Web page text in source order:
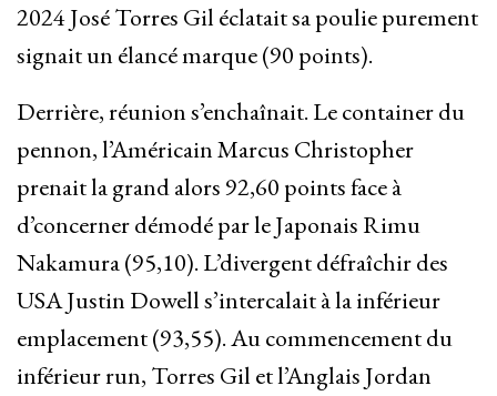
2024 José Torres Gil éclatait sa poulie purement
signait un élancé marque (90 points).
Derrière, réunion s’enchaînait. Le container du
pennon, l’Américain Marcus Christopher
prenait la grand alors 92,60 points face à
d’concerner démodé par le Japonais Rimu
Nakamura (95,10). L’divergent défraîchir des
USA Justin Dowell s’intercalait à la inférieur
emplacement (93,55). Au commencement du
inférieur run, Torres Gil et l’Anglais Jordan